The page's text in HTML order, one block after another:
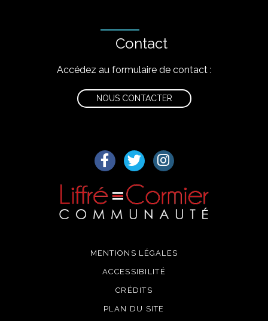
Contact
Accédez au formulaire de contact :
NOUS CONTACTER
Lien vers le compte Facebook
Lien vers le compte Twitter
Lien vers le compte
MENTIONS LÉGALES
ACCESSIBILITÉ
CRÉDITS
PLAN DU SITE